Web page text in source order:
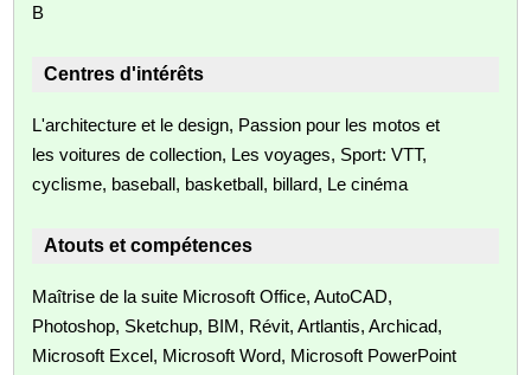
B
Centres d'intérêts
L'architecture et le design, Passion pour les motos et
les voitures de collection, Les voyages, Sport: VTT,
cyclisme, baseball, basketball, billard, Le cinéma
Atouts et compétences
Maîtrise de la suite Microsoft Office, AutoCAD,
Photoshop, Sketchup, BIM, Révit, Artlantis, Archicad,
Microsoft Excel, Microsoft Word, Microsoft PowerPoint